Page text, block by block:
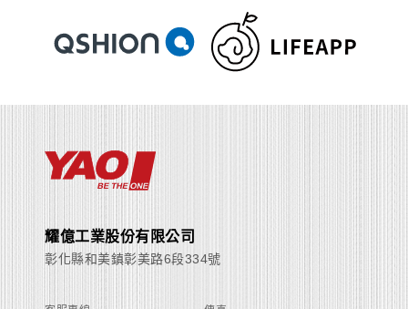
耀億工業股份有限公司
彰化縣和美鎮彰美路6段334號